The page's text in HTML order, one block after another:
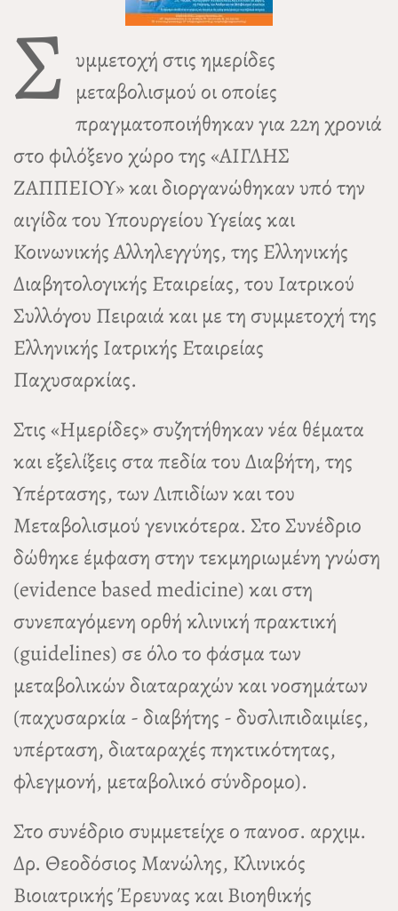
Σ υμμετοχή στις ημερίδες
μεταβολισμού οι οποίες
πραγματοποιήθηκαν για 22η χρονιά
στο φιλόξενο χώρο της «ΑΙΓΛΗΣ
ΖΑΠΠΕΙΟΥ» και διοργανώθηκαν υπό την
αιγίδα του Υπουργείου Υγείας και
Κοινωνικής Αλληλεγγύης, της Ελληνικής
Διαβητολογικής Εταιρείας, του Ιατρικού
Συλλόγου Πειραιά και με τη συμμετοχή της
Ελληνικής Ιατρικής Εταιρείας
Παχυσαρκίας.
Στις «Ημερίδες» συζητήθηκαν νέα θέματα
και εξελίξεις στα πεδία του Διαβήτη, της
Υπέρτασης, των Λιπιδίων και του
Μεταβολισμού γενικότερα. Στο Συνέδριο
δώθηκε έμφαση στην τεκμηριωμένη γνώση
(evidence based medicine) και στη
συνεπαγόμενη ορθή κλινική πρακτική
(guidelines) σε όλο το φάσμα των
μεταβολικών διαταραχών και νοσημάτων
(παχυσαρκία - διαβήτης - δυσλιπιδαιμίες,
υπέρταση, διαταραχές πηκτικότητας,
φλεγμονή, μεταβολικό σύνδρομο).
Στο συνέδριο συμμετείχε ο πανοσ. αρχιμ.
Δρ. Θεοδόσιος Μανώλης, Κλινικός
Βιοιατρικής Έρευνας και Βιοηθικής